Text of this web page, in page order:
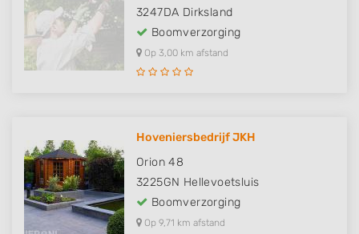
3247DA Dirksland
Boomverzorging
Op 3,00 km afstand
Hoveniersbedrijf JKH
Orion 48
3225GN Hellevoetsluis
Boomverzorging
Op 9,71 km afstand